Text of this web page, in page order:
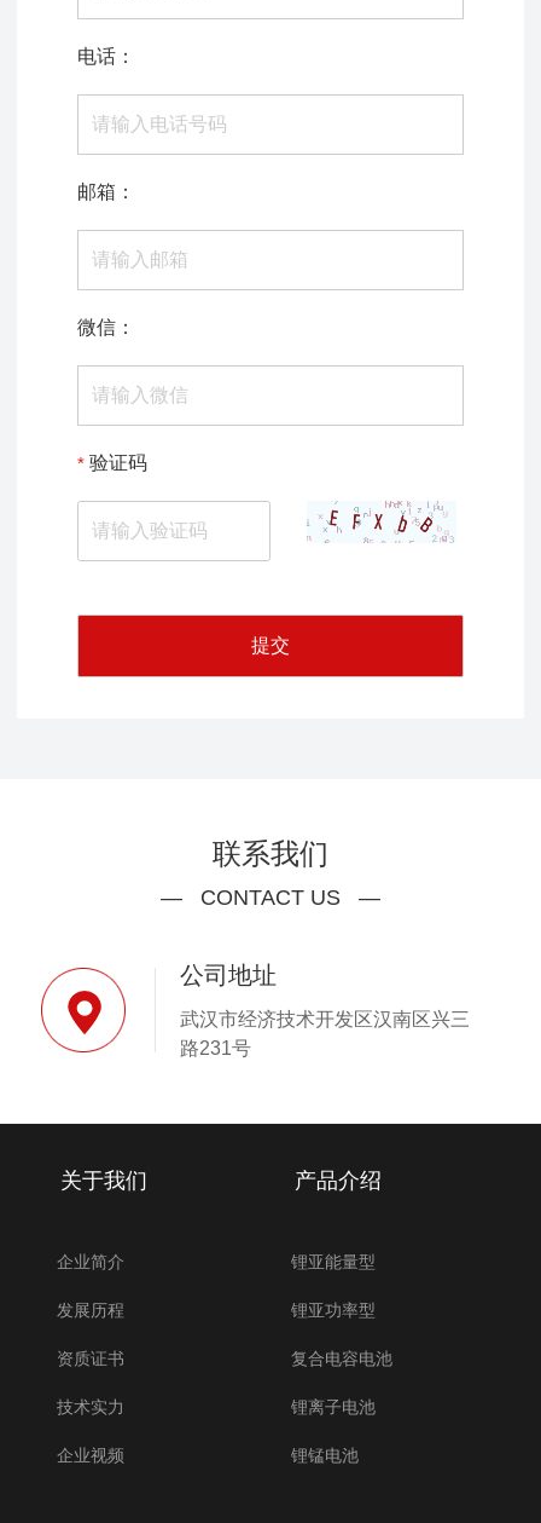
电话：
邮箱：
微信：
验证码
提交
联系我们
— CONTACT US —
公司地址
武汉市经济技术开发区汉南区兴三
路231号
关于我们
企业简介
发展历程
资质证书
技术实力
企业视频
产品介绍
锂亚能量型
锂亚功率型
复合电容电池
锂离子电池
锂锰电池